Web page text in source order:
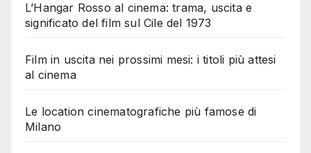
L’Hangar Rosso al cinema: trama, uscita e
significato del film sul Cile del 1973
Film in uscita nei prossimi mesi: i titoli più attesi
al cinema
Le location cinematografiche più famose di
Milano